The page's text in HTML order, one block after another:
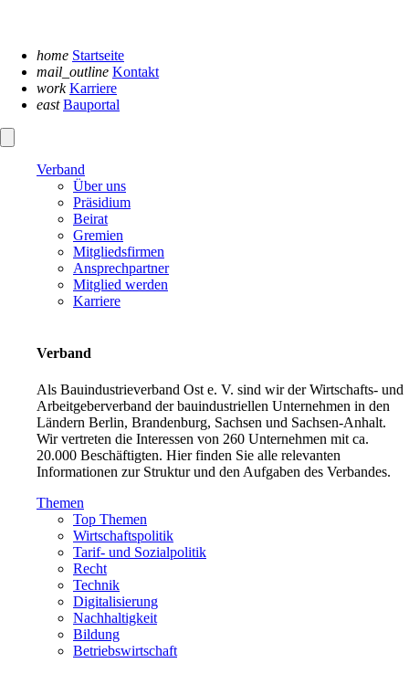
home Startseite
mail_outline Kontakt
work Karriere
east Bauportal
Verband
Über uns
Präsidium
Beirat
Gremien
Mitgliedsfirmen
Ansprechpartner
Mitglied werden
Karriere
Verband
Als Bauindustrieverband Ost e. V. sind wir der Wirtschafts- und
Arbeitgeberverband der bauindustriellen Unternehmen in den
Ländern Berlin, Brandenburg, Sachsen und Sachsen-Anhalt.
Wir vertreten die Interessen von 260 Unternehmen mit ca.
20.000 Beschäftigten. Hier finden Sie alle relevanten
Informationen zur Struktur und den Aufgaben des Verbandes.
Themen
Top Themen
Wirtschaftspolitik
Tarif- und Sozialpolitik
Recht
Technik
Digitalisierung
Nachhaltigkeit
Bildung
Betriebswirtschaft